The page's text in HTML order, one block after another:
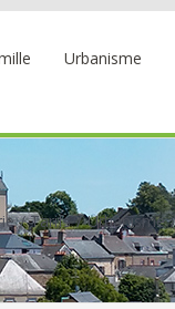
Urbanisme
Tarifs Urbanisme